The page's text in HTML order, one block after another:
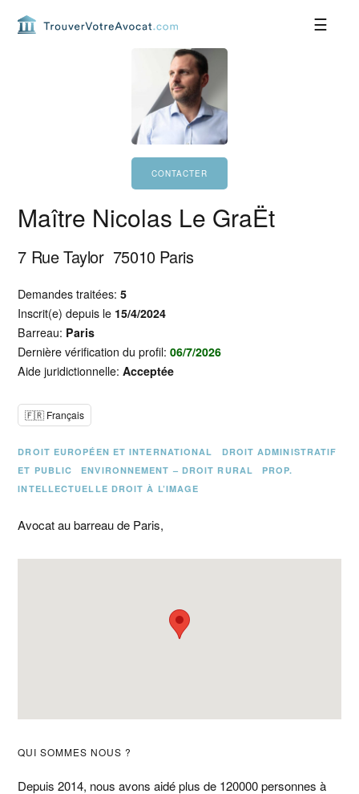
Maître Nicolas Le GraËt
7 Rue Taylor 75010 Paris
Demandes traitées:5
Inscrit(e) depuis le 15/4/2024
Barreau: Paris
Dernière vérification du profil:06/7/2026
Aide juridictionnelle:Acceptée
🇫🇷 Français
DROIT EUROPÉEN ET INTERNATIONAL
DROIT ADMINISTRATIF
ET PUBLIC
ENVIRONNEMENT – DROIT RURAL
PROP.
INTELLECTUELLE DROIT À L’IMAGE
Avocat au barreau de Paris,
Barre
QUI SOMMES NOUS ?
Depuis 2014, nous avons aidé plus de 120000 personnes à